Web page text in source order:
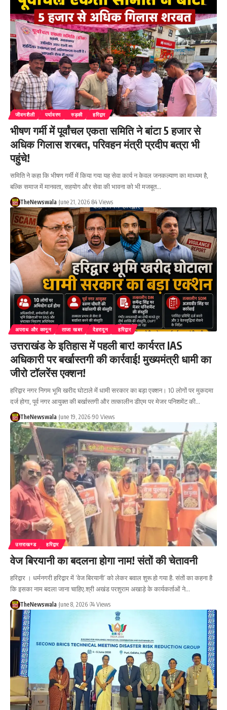
जीवनशैली पर्यावरण रुड़की हरिद्वार
भीषण गर्मी में पूर्वांचल एकता समिति ने बांटा 5 हजार से
अधिक गिलास शरबत, परिवहन मंत्री प्रदीप बत्रा भी
पहुंचे!
समिति ने कहा कि भीषण गर्मी में किया गया यह सेवा कार्य न केवल जनकल्याण का माध्यम है,
बल्कि समाज में मानवता, सहयोग और सेवा की भावना को भी मजबूत…
TheNewswala June 21, 2026 84 Views
अपराध और कानून ताजा खबर देहरादून हरिद्वार
उत्तराखंड के इतिहास में पहली बार! कार्यरत IAS
अधिकारी पर बर्खास्तगी की कार्रवाई! मुख्यमंत्री धामी का
जीरो टॉलरेंस एक्शन!
हरिद्वार नगर निगम भूमि खरीद घोटाले में धामी सरकार का बड़ा एक्शन। 10 लोगों पर मुकदमा
दर्ज होगा, पूर्व नगर आयुक्त की बर्खास्तगी और तत्कालीन डीएम पर मेजर पनिशमेंट की…
TheNewswala June 19, 2026 90 Views
उत्तराखण्ड हरिद्वार
वेज बिरयानी का बदलना होगा नाम! संतों की चेतावनी
हरिद्वार । धर्मनगरी हरिद्वार में ‘वेज बिरयानी’ को लेकर बवाल शुरू हो गया है. संतों का कहना है
कि इसका नाम बदला जाना चाहिए.श्री अखंड परशुराम अखाड़े के कार्यकर्ताओं ने…
TheNewswala June 8, 2026 74 Views